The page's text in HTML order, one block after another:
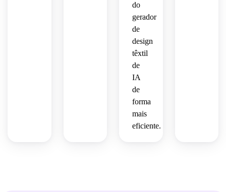
do
gerador
de
design
têxtil
de
IA
de
forma
mais
eficiente.